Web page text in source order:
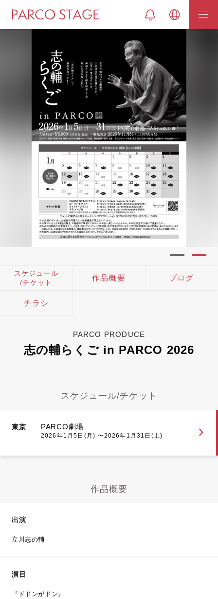
スケジュール
/チケット
作品概要 ブログ
チラシ
PARCO PRODUCE
志の輔らくご in PARCO 2026
スケジュール/チケット
東京 PARCO劇場
2026年1月5日(月) 〜2026年1月31日(土)
作品概要
出演
立川志の輔
演目
『ドドンがドン』